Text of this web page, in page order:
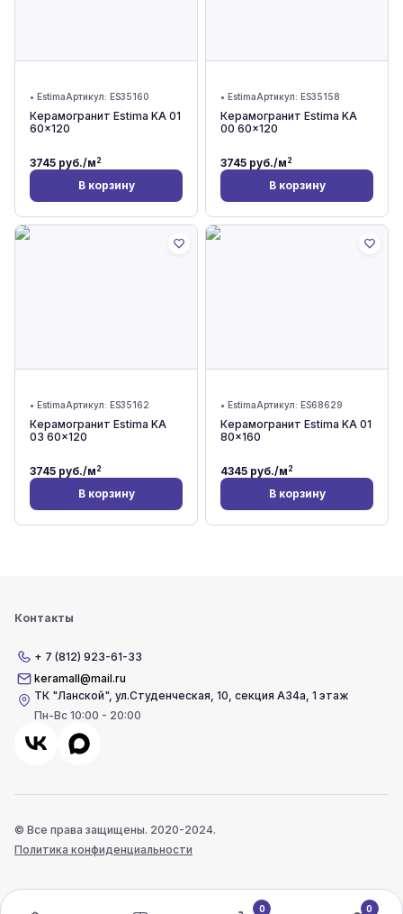
• EstimaАртикул: ES35160
Керамогранит Estima KA 01
60x120
3745 руб./м2
В корзину
• EstimaАртикул: ES35158
Керамогранит Estima KA
00 60x120
3745 руб./м2
В корзину
• EstimaАртикул: ES35162
Керамогранит Estima KA
03 60x120
3745 руб./м2
В корзину
• EstimaАртикул: ES68629
Керамогранит Estima KA 01
80x160
4345 руб./м2
В корзину
Контакты
+ 7 (812) 923-61-33
keramall@mail.ru
ТК "Ланской",ул.Студенческая, 10, секция А34а, 1 этаж
Пн-Вс 10:00 - 20:00
© Все права защищены. 2020-2024.
Политика конфиденциальности
0 0